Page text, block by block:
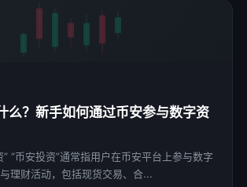
么？新手如何通过币安参与数字资
” “币安投资”通常指用户在币安平台上参与数字
理财活动，包括现货交易、合...